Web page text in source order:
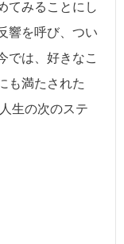
てみることにし
響を呼び、つい
では、好きなこ
も満たされた
生の次のステ